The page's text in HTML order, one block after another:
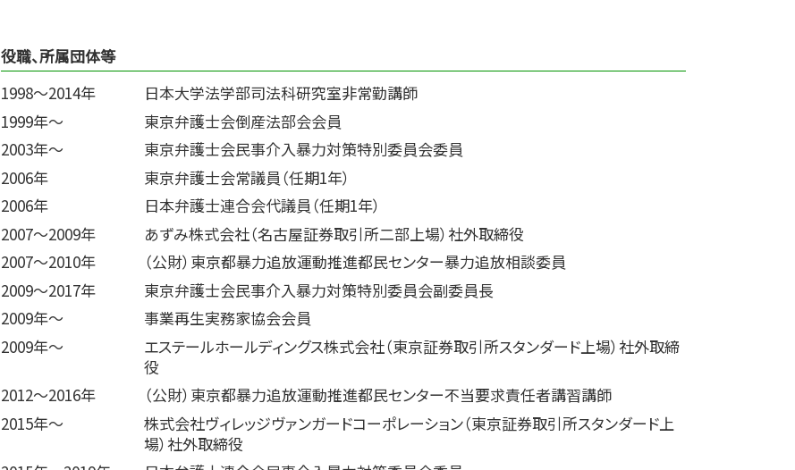
役職、所属団体等
1998～2014年
日本大学法学部司法科研究室非常勤講師
1999年～
東京弁護士会倒産法部会会員
2003年～
東京弁護士会民事介入暴力対策特別委員会委員
2006年
東京弁護士会常議員（任期1年）
2006年
日本弁護士連合会代議員（任期1年）
2007～2009年
あずみ株式会社（名古屋証券取引所二部上場）社外取締役
2007～2010年
（公財）東京都暴力追放運動推進都民センター暴力追放相談委員
2009～2017年
東京弁護士会民事介入暴力対策特別委員会副委員長
2009年～
事業再生実務家協会会員
2009年～
エステールホールディングス株式会社（東京証券取引所スタンダード上場）社外取締
役
2012～2016年
（公財）東京都暴力追放運動推進都民センター不当要求責任者講習講師
2015年～
株式会社ヴィレッジヴァンガードコーポレーション（東京証券取引所スタンダード上
場）社外取締役